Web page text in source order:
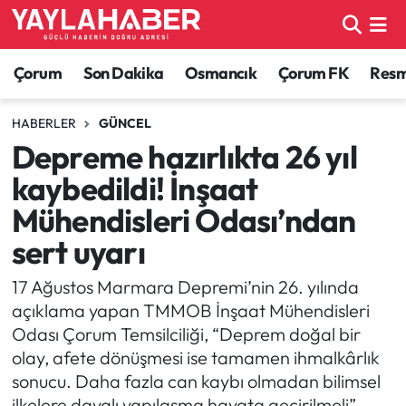
Çorum Son Dakika Osmancık Çorum FK
HABERLER GÜNCEL
Depreme hazırlıkta 26 yıl
kaybedildi! İnşaat
Mühendisleri Odası’ndan
sert uyarı
17 Ağustos Marmara Depremi’nin 26. yılında
açıklama yapan TMMOB İnşaat Mühendisleri
Odası Çorum Temsilciliği, “Deprem doğal bir
olay, afete dönüşmesi ise tamamen ihmalkârlık
sonucu. Daha fazla can kaybı olmadan bilimsel
Alaca Haberleri
Bayat Haberleri
Bilgi - Keşfet Haberleri
Bilim ve Teknoloji
Boğazkale Haberleri
Çorum Haberleri
Çorum Son Dakika Haberleri
Dodurga Haberleri
Çorum Nöbetçi Eczaneler
Çorum Hava Durumu
Çorum Namaz Vakitleri
Çorum Trafik Yoğunluk Haritası
TFF 1.Lig Puan Durumu ve Fikstür
Tüm Manşetler
Son Dakika Haberleri
Haber Arşivi